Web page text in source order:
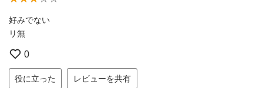
好みでない
リ無
0
役に立った レビューを共有